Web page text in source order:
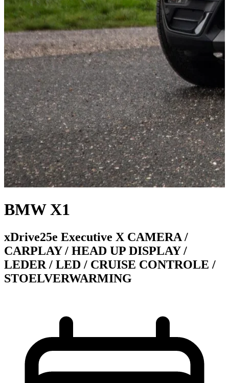
BMW X1
xDrive25e Executive X CAMERA /
CARPLAY / HEAD UP DISPLAY /
LEDER / LED / CRUISE CONTROLE /
STOELVERWARMING